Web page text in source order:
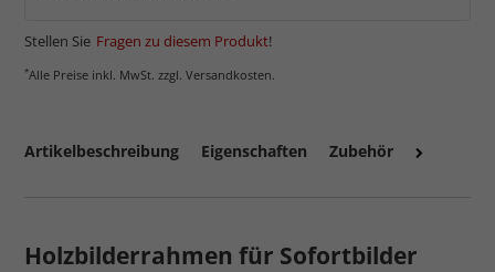
Stellen Sie Fragen zu diesem Produkt!
*Alle Preise inkl. MwSt. zzgl. Versandkosten.
Artikelbeschreibung Eigenschaften Zubehör
Holzbilderrahmen für Sofortbilder